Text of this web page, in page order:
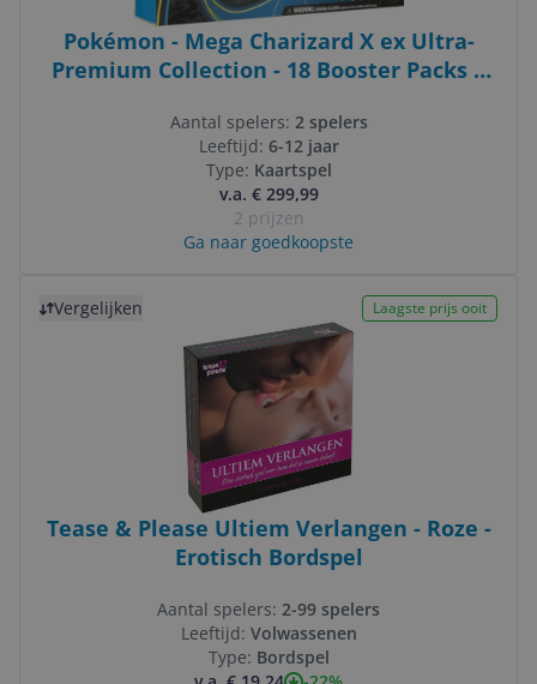
Pokémon - Mega Charizard X ex Ultra-
Premium Collection - 18 Booster Packs +
Aantal spelers: 2 spelers
Leeftijd: 6-12 jaar
Type: Kaartspel
v.a. € 299,99
2 prijzen
Ga naar goedkoopste
Vergelijken Laagste prijs ooit
Tease & Please Ultiem Verlangen - Roze -
Erotisch Bordspel
Aantal spelers: 2-99 spelers
Leeftijd: Volwassenen
Type: Bordspel